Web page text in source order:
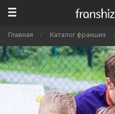
Главная / Каталог франшиз /